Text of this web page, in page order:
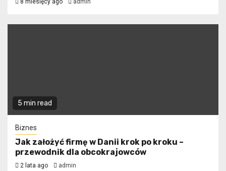
5 min read
Biznes
Jak założyć firmę w Danii krok po kroku –
przewodnik dla obcokrajowców
2 lata ago admin